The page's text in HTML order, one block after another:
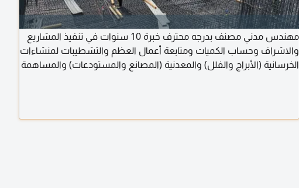
مهندس مدني مصنف بدرجه محترف خبرة 10 سنوات في تنفيذ المشاريع
والاشراف وحساب الكميات ومتابعة أعمال العظم والتشطيبات لمنشاءات
الخرسانية (الأبراج والفلل) والمعدنية (المصانع والمستودعات) والمساهمة